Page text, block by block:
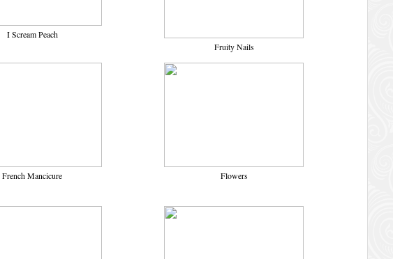
I Scream Peach
Fruity Nails
French Mancicure Flowers